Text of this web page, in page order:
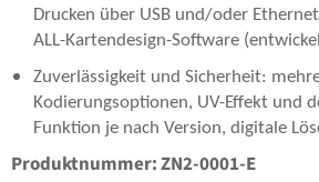
Drucken über USB und/oder
ALL-Kartendesign-Software
Zuverlässigkeit und Sicherheit:
Kodierungsoptionen, UV-Effekt und
Funktion je nach Version, digitale
Produktnummer:ZN2-0001-E